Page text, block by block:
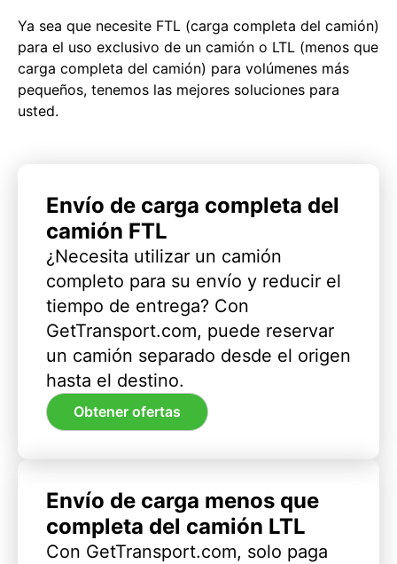
Ya sea que necesite FTL (carga completa del camión)
para el uso exclusivo de un camión o LTL (menos que
carga completa del camión) para volúmenes más
pequeños, tenemos las mejores soluciones para
usted.
Envío de carga completa del
camión FTL
¿Necesita utilizar un camión
completo para su envío y reducir el
tiempo de entrega? Con
GetTransport.com, puede reservar
un camión separado desde el origen
hasta el destino.
Obtener ofertas
Envío de carga menos que
completa del camión LTL
Con GetTransport.com, solo paga